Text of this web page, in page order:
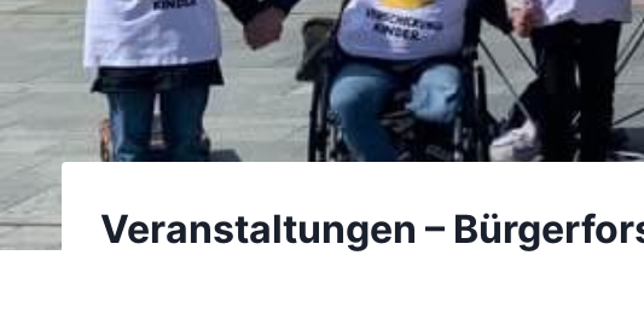
Veranstaltungen –